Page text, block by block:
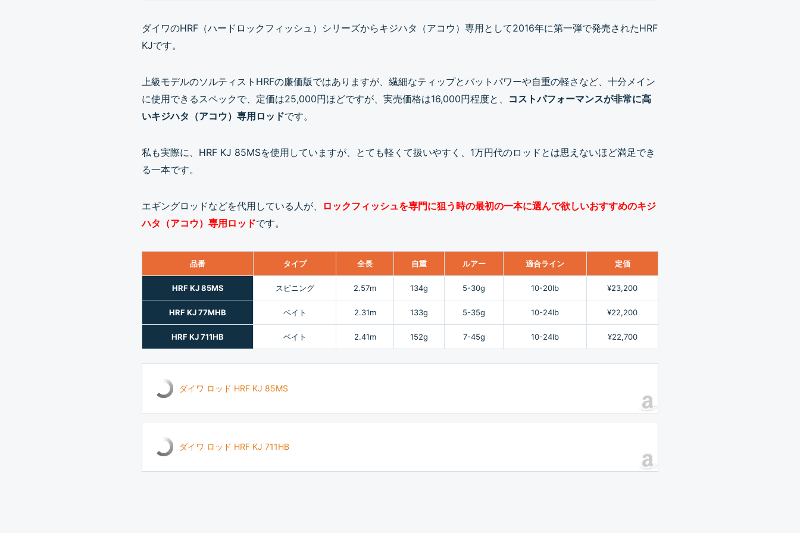
ダイワのHRF（ハードロックフィッシュ）シリーズからキジハタ（アコウ）専用として2016年に第一弾で発売されたHRF
KJです。
上級モデルのソルティストHRFの廉価版ではありますが、繊細なティップとバットパワーや自重の軽さなど、十分メイン
に使用できるスペックで、定価は25,000円ほどですが、実売価格は16,000円程度と、 コストパフォーマンスが非常に高
いキジハタ（アコウ）専用ロッドです。
私も実際に、HRF KJ 85MSを使用していますが、とても軽くて扱いやすく、1万円代のロッドとは思えないほど満足でき
る一本です。
エギングロッドなどを代用している人が、
ロックフィッシュを専門に狙う時の最初の一本に選んで欲しいおすすめのキジ
ハタ（アコウ）専用ロッドです。
品番 タイプ 全長 自重 ルアー 適合ライン 定価
HRF KJ 85MS スピニング 2.57m 134g 5-30g 10-20lb ¥23,200
HRF KJ 77MHB ベイト 2.31m 133g 5-35g 10-24lb ¥22,200
HRF KJ 711HB ベイト 2.41m 152g 7-45g 10-24lb ¥22,700
ダイワ ロッド HRF KJ 85MS
ダイワ ロッド HRF KJ 711HB